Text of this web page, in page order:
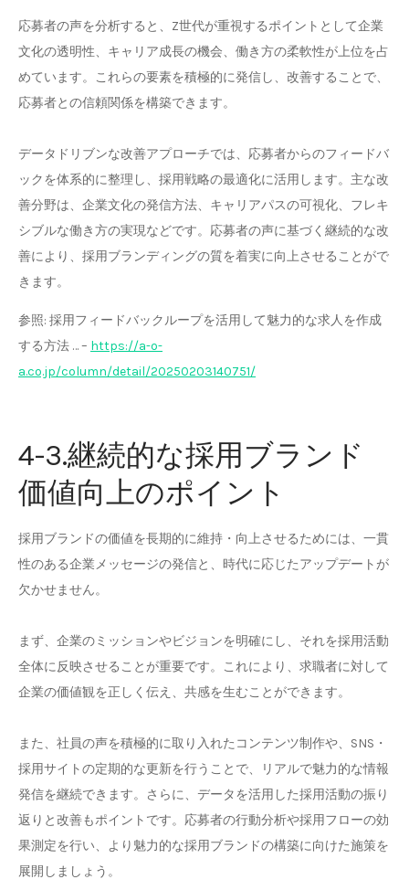
応募者の声を分析すると、Z世代が重視するポイントとして企業
文化の透明性、キャリア成長の機会、働き方の柔軟性が上位を占
めています。これらの要素を積極的に発信し、改善することで、
応募者との信頼関係を構築できます。
データドリブンな改善アプローチでは、応募者からのフィードバ
ックを体系的に整理し、採用戦略の最適化に活用します。主な改
善分野は、企業文化の発信方法、キャリアパスの可視化、フレキ
シブルな働き方の実現などです。応募者の声に基づく継続的な改
善により、採用ブランディングの質を着実に向上させることがで
きます。
参照: 採用フィードバックループを活用して魅力的な求人を作成
する方法 … – https://a-o-
a.co.jp/column/detail/20250203140751/
4-3.継続的な採用ブランド
価値向上のポイント
採用ブランドの価値を長期的に維持・向上させるためには、一貫
性のある企業メッセージの発信と、時代に応じたアップデートが
欠かせません。
まず、企業のミッションやビジョンを明確にし、それを採用活動
全体に反映させることが重要です。これにより、求職者に対して
企業の価値観を正しく伝え、共感を生むことができます。
また、社員の声を積極的に取り入れたコンテンツ制作や、SNS・
採用サイトの定期的な更新を行うことで、リアルで魅力的な情報
発信を継続できます。さらに、データを活用した採用活動の振り
返りと改善もポイントです。応募者の行動分析や採用フローの効
果測定を行い、より魅力的な採用ブランドの構築に向けた施策を
展開しましょう。